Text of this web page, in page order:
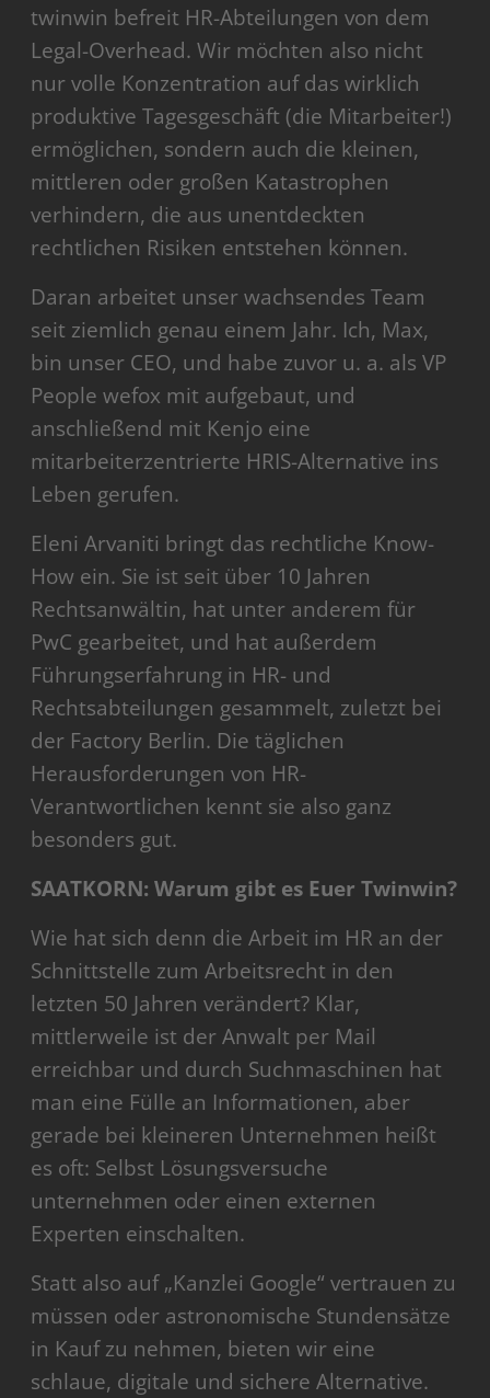
twinwin befreit HR-Abteilungen von dem
Legal-Overhead. Wir möchten also nicht
nur volle Konzentration auf das wirklich
produktive Tagesgeschäft (die Mitarbeiter!)
ermöglichen, sondern auch die kleinen,
mittleren oder großen Katastrophen
verhindern, die aus unentdeckten
rechtlichen Risiken entstehen können.
Daran arbeitet unser wachsendes Team
seit ziemlich genau einem Jahr. Ich, Max,
bin unser CEO, und habe zuvor u. a. als VP
People wefox mit aufgebaut, und
anschließend mit Kenjo eine
mitarbeiterzentrierte HRIS-Alternative ins
Leben gerufen.
Eleni Arvaniti bringt das rechtliche Know-
How ein. Sie ist seit über 10 Jahren
Rechtsanwältin, hat unter anderem für
PwC gearbeitet, und hat außerdem
Führungserfahrung in HR- und
Rechtsabteilungen gesammelt, zuletzt bei
der Factory Berlin. Die täglichen
Herausforderungen von HR-
Verantwortlichen kennt sie also ganz
besonders gut.
SAATKORN: Warum gibt es Euer Twinwin?
Wie hat sich denn die Arbeit im HR an der
Schnittstelle zum Arbeitsrecht in den
letzten 50 Jahren verändert? Klar,
mittlerweile ist der Anwalt per Mail
erreichbar und durch Suchmaschinen hat
man eine Fülle an Informationen, aber
gerade bei kleineren Unternehmen heißt
es oft: Selbst Lösungsversuche
unternehmen oder einen externen
Experten einschalten.
Statt also auf „Kanzlei Google“ vertrauen zu
müssen oder astronomische Stundensätze
in Kauf zu nehmen, bieten wir eine
schlaue, digitale und sichere Alternative.